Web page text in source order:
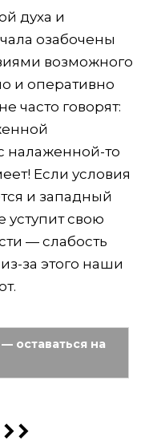
духа и
озабочены
возможного
и оперативно
часто говорят:
налаженной-то
Если условия
и западный
уступит свою
— слабость
за этого наши
оставаться на